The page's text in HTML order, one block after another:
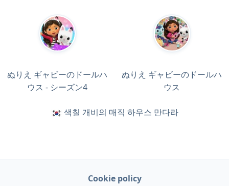
ぬりえ ギャビーのドールハ
ウス - シーズン4
ぬりえ ギャビーのドールハ
ウス
색칠 개비의 매직 하우스 만다라
Cookie policy